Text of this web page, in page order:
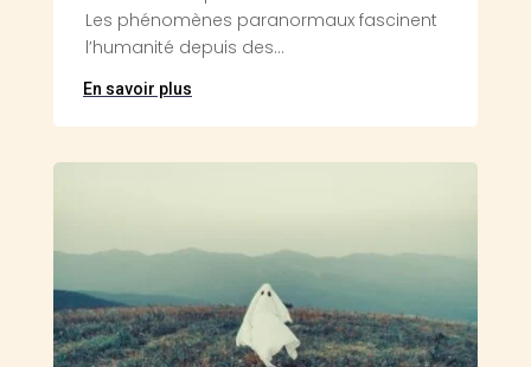
Les phénomènes paranormaux fascinent
l’humanité depuis des...
En savoir plus